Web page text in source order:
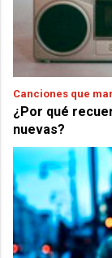
Canciones que
¿Por qué
nuevas?